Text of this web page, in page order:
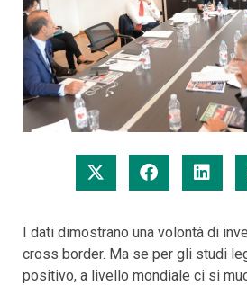
I dati dimostrano una volontà di
cross border. Ma se per gli studi
positivo, a livello mondiale ci si